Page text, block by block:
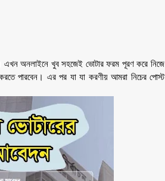
এখন অনলাইনে খুব সহজেই ভোটার ফরম পূরণ করে নিজে
পারবেন। এর পর যা যা করণীয় আমরা নিচের পোস্ট